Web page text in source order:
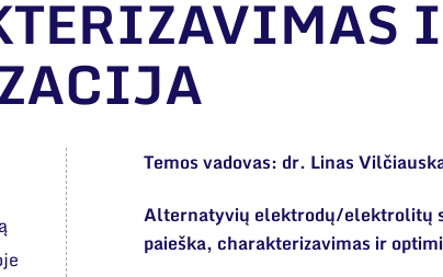
Temos vadovas: dr. Linas
Alternatyvių elektrodų/elektrolitų
paieška, charakterizavimas ir